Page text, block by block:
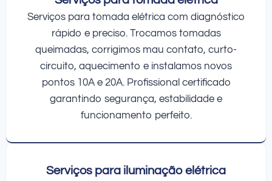
Serviços para tomada elétrica com diagnóstico
rápido e preciso. Trocamos tomadas
queimadas, corrigimos mau contato, curto-
circuito, aquecimento e instalamos novos
pontos 10A e 20A. Profissional certificado
garantindo segurança, estabilidade e
funcionamento perfeito.
Serviços para iluminação elétrica